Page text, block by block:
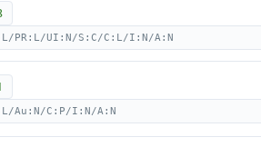
PR:L/UI:N/S:C/C:L/I:N/A:N
Au:N/C:P/I:N/A:N